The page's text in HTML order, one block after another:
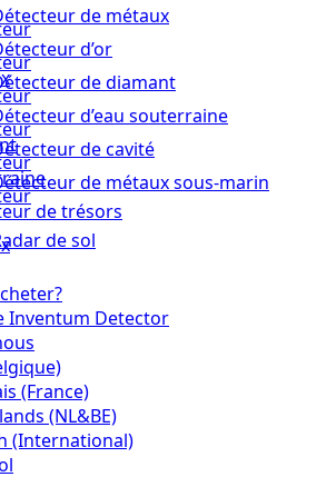
de métaux
d’or
de diamant
d’eau souterraine
de cavité
de métaux sous-marin
de trésors
de sol
Inventum Detector
(France)
(NL&BE)
(International)